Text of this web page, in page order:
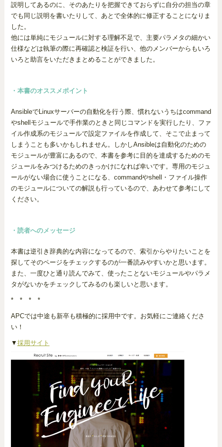
説明してあるのに、そのあたりを把握できておらずに自分の担当の章
でも同じ説明を書いたりして、あとで全体的に修正することになりま
した。
他には単純にモジュールに対する理解不足で、主要パラメタの細かい
仕様などは執筆の際に再確認と検証を行い、他のメンバーからもいろ
いろと助言をいただきまとめることができました。
・本書のオススメポイント
AnsibleでLinuxサーバーの自動化を行う際、慣れないうちはcommand
やshellモジュールで手作業のときと同じコマンドを実行したり、ファ
イル作成系のモジュールで設定ファイルを作成して、そこで止まって
しまうことも多いかもしれません。しかしAnsibleは自動化のための
モジュールが豊富にあるので、本書を参考に目的を達成するためのモ
ジュールをみつけるためのきっかけになれば幸いです。専用のモジュ
ールがない場合に使うことになる、commandやshell・ファイル操作
のモジュールについての解説も行っているので、あわせて参考にして
ください。
・読者へのメッセージ
本書は逆引き辞典的な内容になってるので、索引からやりたいことを
探してそのページをチェックするのが一番読みやすいかと思います。
また、一度ひと通り読んでみて、使ったことないモジュールやパラメ
タがないかをチェックしてみるのも楽しいと思います。
* * * *
APCでは中途も新卒も積極的に採用中です。お気軽にご連絡くださ
い！
▼ 採用サイト